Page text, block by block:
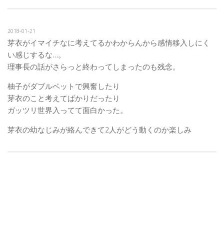
2018‐01‐21
芽衣がイマイチなに考えてるかわからんから感情移入しにく
い感じするな…。
理事長の話がさらっと終わってしまったのも残念。
柚子がダブルベットで興奮したり
芽衣のこと考えてばかりだったり
ガッツリ世界入ってて面白かった。
芽衣の幼なじみが絡んできて2人がどう動くのか楽しみ